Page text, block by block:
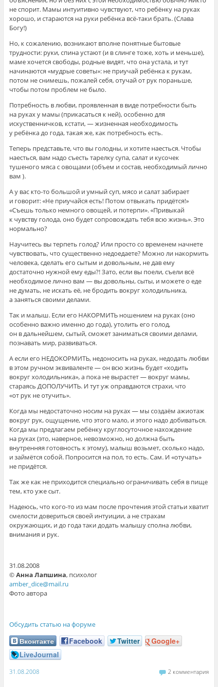
не спорит. Мамы интуитивно чувствуют, что ребёнку на руках
хорошо, и стараются на руки ребёнка всё-таки брать. (Слава
Богу!)
Но, к сожалению, возникают вполне понятные бытовые
трудности: руки, спина устают (и в слинге тоже, хоть и меньше),
маме хочется свободы, родные видят, что она устала, и тут
начинаются «мудрые советы»: не приучай ребёнка к рукам,
потом не снимешь, пожалей себя, отучай от рук пораньше,
чтобы потом проблем не было.
Потребность в любви, проявленная в виде потребности быть
на руках у мамы (прикасаться к ней), особенно для
искуственничков, кстати, — жизненная необходимость
у ребёнка до года, такая же, как потребность есть.
Теперь представьте, что вы голодны, и хотите наесться. Чтобы
наесться, вам надо съесть тарелку супа, салат и кусочек
тушеного мяса с овощами (объем и состав, необходимый лично
вам ).
А у вас кто-то большой и умный суп, мясо и салат забирает
и говорит: «Не приучайся есть! Потом отвыкать придётся!»
«Съешь только немного овощей, и потерпи». «Привыкай
к чувству голода, оно будет сопровождать тебя всю жизнь». Это
нормально?
Научитесь вы терпеть голод? Или просто со временем начнете
чувствовать, что существенно недоедаете? Можно ли накормить
человека, сделать его сытым и довольным, не дав ему
достаточно нужной ему еды?! Зато, если вы поели, съели всё
необходимое лично вам — вы довольны, сыты, и можете о еде
не думать, не искать её, не бродить вокруг холодильника,
а заняться своими делами.
Так и малыш. Если его НАКОРМИТЬ ношением на руках (оно
особенно важно именно до года), утолить его голод,
он в дальнейшем, сытый, сможет заниматься своими делами,
познавать мир, развиваться.
А если его НЕДОКОРМИТЬ, недоносить на руках, недодать любви
в этом ручном эквиваленте — он всю жизнь будет «ходить
вокруг холодильника», а пока не вырастет — вокруг мамы,
стараясь ДОПОЛУЧИТЬ. И тут уж оправдаются страхи, что
«от рук не отучить».
Когда мы недостаточно носим на руках — мы создаём ажиотаж
вокруг рук, ощущение, что этого мало, и этого надо добиваться.
Когда мы предлагаем ребёнку круглосуточное нахождение
на руках (это, наверное, невозможно, но должна быть
внутренняя готовность к этому), малыш возьмет, сколько надо,
и займётся собой. Попросится на пол, то есть. Сам. И «отучать»
не придётся.
Так же как не приходится специально ограничивать себя в пище
тем, кто уже сыт.
Надеюсь, что кого-то из мам после прочтения этой статьи хватит
смелости довериться своей интуиции, а не страхам
окружающих, и до года таки додать малышу сполна любви,
внимания и рук.
31.08.2008
©Анна Лапшина, психолог
amber_dice@mail.ru
Фото автора
Обсудить статью на форуме
Вконтакте Facebook Twitter
Google+
LiveJournal
31.08.2008 2 комментария